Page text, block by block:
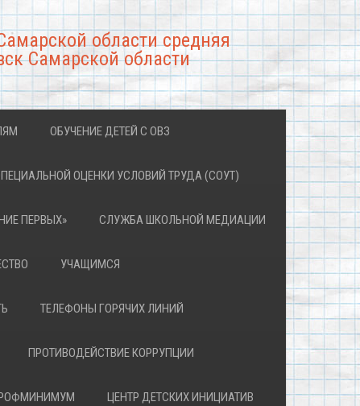
области средняя
Самарской области
ОБУЧЕНИЕ ДЕТЕЙ С ОВЗ
ОЦЕНКИ УСЛОВИЙ ТРУДА (СОУТ)
ПЕРВЫХ» СЛУЖБА ШКОЛЬНОЙ МЕДИАЦИИ
УЧАЩИМСЯ
ТЕЛЕФОНЫ ГОРЯЧИХ ЛИНИЙ
ПРОТИВОДЕЙСТВИЕ КОРРУПЦИИ
ЦЕНТР ДЕТСКИХ ИНИЦИАТИВ